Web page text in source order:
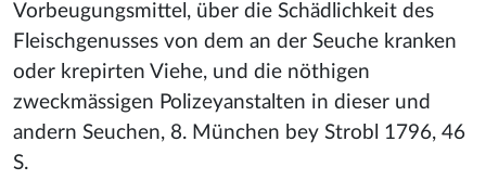
Vorbeugungsmittel, über die Schädlichkeit des
Fleischgenusses von dem an der Seuche kranken
oder krepirten Viehe, und die nöthigen
zweckmässigen Polizeyanstalten in dieser und
andern Seuchen, 8. München bey Strobl 1796, 46
S.